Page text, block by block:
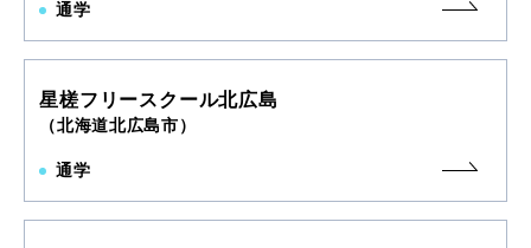
通学
星槎フリースクール北広島
（北海道北広島市）
通学